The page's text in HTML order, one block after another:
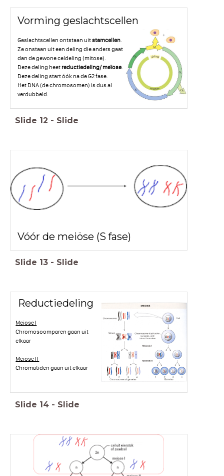
Vorming geslachtscellen
Geslachtscellen ontstaan uitstamcellen.
Ze onstaan uit een deling die anders gaat
dan de gewone celdeling (mitose).
Deze deling heet reductiedeling/ meïose.
Deze deling start óók na de G2 fase.
Het DNA (de chromosomen) is dus al
verdubbeld.
Slide 12 - Slide
Vóór de meiöse (S fase)
Slide 13 - Slide
Reductiedeling
Meiose I
Chromosoomparen gaan uit
elkaar
Meiose II
Chromatiden gaan uit elkaar
Slide 14 - Slide